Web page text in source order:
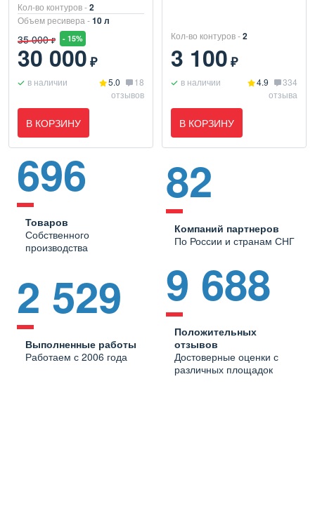
Кол-во контуров -2
Объем ресивера -10 л
35 000 ₽ - 15%
30 000₽
в наличии 5.0
18
отзывов
В КОРЗИНУ
Кол-во контуров -2
3 100₽
в наличии 4.9
334
отзыва
В КОРЗИНУ
696
Товаров
Собственного
производства
82
Компаний партнеров
По России и странам СНГ
2 529
Выполненные работы
Работаем с 2006 года
9 688
Положительных
отзывов
Достоверные оценки с
различных площадок